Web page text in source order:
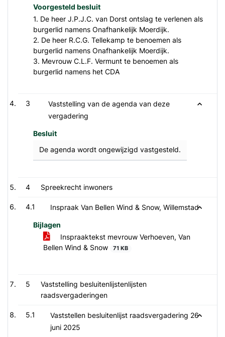
Voorgesteld besluit
1. De heer J.P.J.C. van Dorst ontslag te verlenen als
burgerlid namens Onafhankelijk Moerdijk.
2. De heer R.C.G. Tellekamp te benoemen als
burgerlid namens Onafhankelijk Moerdijk.
3. Mevrouw C.L.F. Vermunt te benoemen als
burgerlid namens het CDA
3
Vaststelling van de agenda van deze
vergadering
Besluit
De agenda wordt ongewijzigd vastgesteld.
4 Spreekrecht inwoners
4.1 Inspraak Van Bellen Wind & Snow, Willemstad
Bijlagen
Inspraaktekst mevrouw Verhoeven, Van
Bellen Wind & Snow
71 KB
5
Vaststelling besluitenlijstenlijsten
raadsvergaderingen
5.1
Vaststellen besluitenlijst raadsvergadering 26
juni 2025